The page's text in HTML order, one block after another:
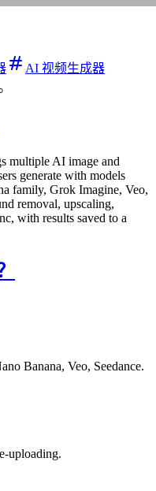
AI 视频生成器
multiple AI image and
generate with models
family, Grok Imagine, Veo,
removal, upscaling,
with results saved to a
Banana, Veo, Seedance.
uploading.